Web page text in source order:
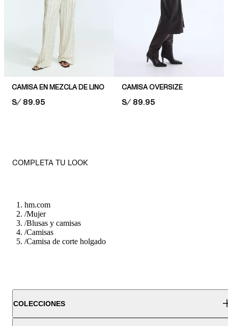
CAMISA EN MEZCLA DE LINO
PRICE:
S/ 89.95
CAMISA OVERSIZE
PRICE:
S/ 89.95
COMPLETA TU LOOK
hm.com
/Mujer
/Blusas y camisas
/Camisas
/Camisa de corte holgado
COLECCIONES